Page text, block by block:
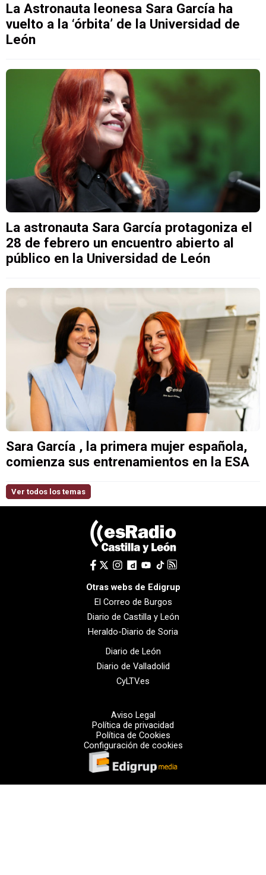
La Astronauta leonesa Sara García ha
vuelto a la ‘órbita’ de la Universidad de
León
La astronauta Sara García protagoniza el
28 de febrero un encuentro abierto al
público en la Universidad de León
Sara García , la primera mujer española,
comienza sus entrenamientos en la ESA
Ver todos los temas
Otras webs de Edigrup
El Correo de Burgos
Diario de Castilla y León
Heraldo-Diario de Soria
Diario de León
Diario de Valladolid
CyLTV.es
Aviso Legal
Política de privacidad
Política de Cookies
Configuración de cookies